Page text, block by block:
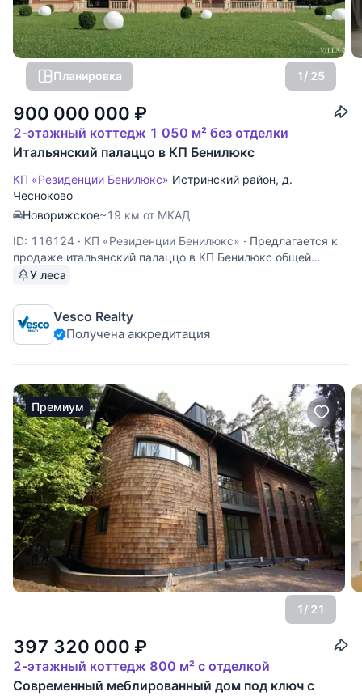
Планировка 1/ 25
900 000 000 ₽
2-этажный коттедж 1 050 м² без отделки
Итальянский палаццо в КП Бенилюкс
КП «Резиденции Бенилюкс» Истринский район, д.
Чесноково
Новорижское~19 км от МКАД
ID: 116124 · КП «Резиденции Бенилюкс» · Предлагается к
продаже итальянский палаццо в КП Бенилюкс общей
площадью 1050 кв.м. на прилесном участке в 108,65
лесным массивом, который насыщает воздух целебными
ароматами. Общая площадь основного
У леса
Vesco Realty
Получена аккредитация
Премиум
1/ 21
397 320 000 ₽
2-этажный коттедж 800 м² с отделкой
Современный меблированный дом под ключ с